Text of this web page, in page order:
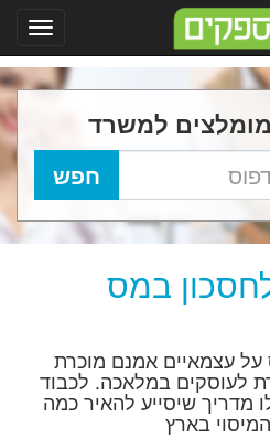
מומלצים למשרד
במס
עצמאיים אמנם מוכרת
לעוסקים במלאכה. לכבוד
מדריך שיסייע להאיר כמה
בארץ